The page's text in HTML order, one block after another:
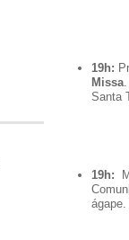
19h:
Missa.
Santa
19h: